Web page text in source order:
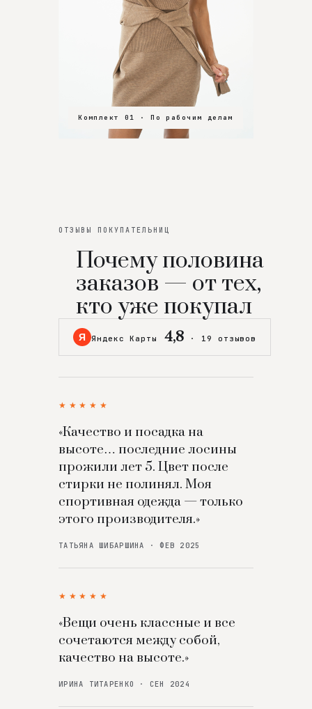
Комплект 01 · По рабочим делам
Комплект 02 · В зал
Комплект 03 · На особенный вечер
ОТЗЫВЫ ПОКУПАТЕЛЬНИЦ
Почему половина
заказов — от тех,
кто уже покупал
Я Яндекс Карты 4,8 · 19 отзывов
★★★★★
«Качество и посадка на
высоте… последние лосины
прожили лет 5. Цвет после
стирки не полинял. Моя
спортивная одежда — только
этого производителя.»
ТАТЬЯНА ШИБАРШИНА · ФЕВ 2025
★★★★★
«Вещи очень классные и все
сочетаются между собой,
качество на высоте.»
ИРИНА ТИТАРЕНКО · СЕН 2024